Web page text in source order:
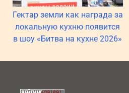
Гектар земли как награда за
локальную кухню появится
в шоу «Битва на кухне 2026»